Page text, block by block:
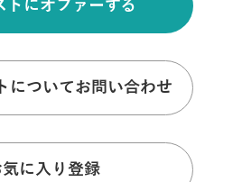
トにオファーする
についてお問い合わせ
気に入り登録